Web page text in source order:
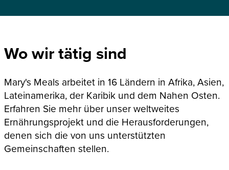
Wo wir tätig sind
Mary's Meals arbeitet in 16 Ländern in Afrika, Asien,
Lateinamerika, der Karibik und dem Nahen Osten.
Erfahren Sie mehr über unser weltweites
Ernährungsprojekt und die Herausforderungen,
denen sich die von uns unterstützten
Gemeinschaften stellen.